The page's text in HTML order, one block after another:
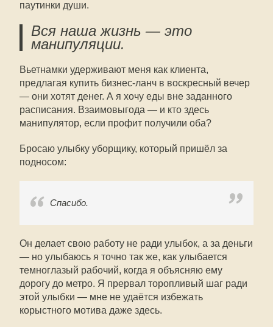
паутинки души.
Вся наша жизнь — это
манипуляции.
Вьетнамки удерживают меня как клиента,
предлагая купить бизнес-ланч в воскресный вечер
— они хотят денег. А я хочу еды вне заданного
расписания. Взаимовыгода — и кто здесь
манипулятор, если профит получили оба?
Бросаю улыбку уборщику, который пришёл за
подносом:
Спасибо.
Он делает свою работу не ради улыбок, а за деньги
— но улыбаюсь я точно так же, как улыбается
темноглазый рабочий, когда я объясняю ему
дорогу до метро. Я прервал торопливый шаг ради
этой улыбки — мне не удаётся избежать
корыстного мотива даже здесь.